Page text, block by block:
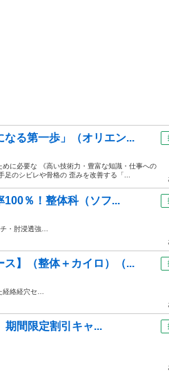
なる第一歩」（オリエン...
に必要な 《高い技術力・豊富な知識・仕事への
のシビレや骨格の 歪みを改善する「...
100％！整体科（ソフ...
・肘浸透強…
】（整体＋カイロ）（...
経絡経穴セ…
間限定割引キャ...